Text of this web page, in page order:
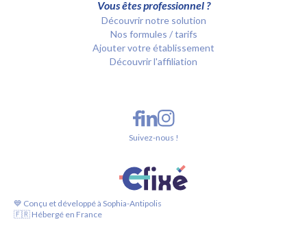
Vous êtes professionnel ?
Découvrir notre solution
Nos formules / tarifs
Ajouter votre établissement
Découvrir l'affiliation
💙 Conçu et développé à Sophia-Antipolis
🇫🇷 Hébergé en France
Suivez-nous !